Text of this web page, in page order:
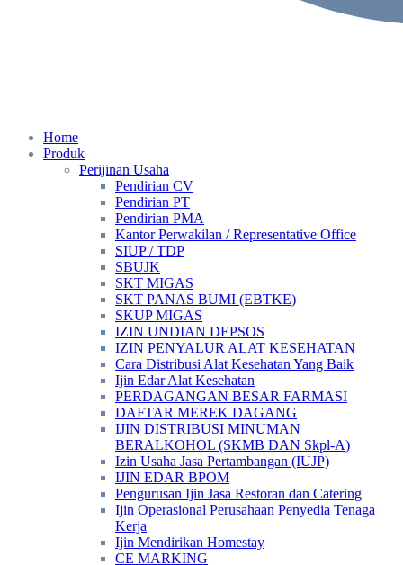
Home
Produk
Perijinan Usaha
Pendirian CV
Pendirian PT
Pendirian PMA
Kantor Perwakilan / Representative Office
SIUP / TDP
SBUJK
SKT MIGAS
SKT PANAS BUMI (EBTKE)
SKUP MIGAS
IZIN UNDIAN DEPSOS
IZIN PENYALUR ALAT KESEHATAN
Cara Distribusi Alat Kesehatan Yang Baik
Ijin Edar Alat Kesehatan
PERDAGANGAN BESAR FARMASI
DAFTAR MEREK DAGANG
IJIN DISTRIBUSI MINUMAN
BERALKOHOL (SKMB DAN Skpl-A)
Izin Usaha Jasa Pertambangan (IUJP)
IJIN EDAR BPOM
Pengurusan Ijin Jasa Restoran dan Catering
Ijin Operasional Perusahaan Penyedia Tenaga
Kerja
Ijin Mendirikan Homestay
CE MARKING